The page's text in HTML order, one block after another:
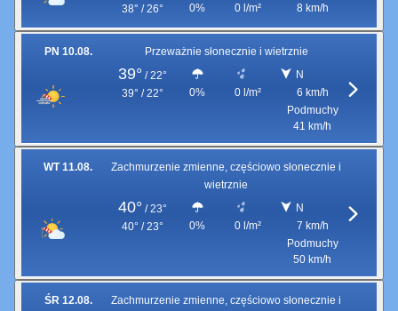
38° / 26°
0% 0 l/m²
8 km/h
PN 10.08. Przeważnie słonecznie i wietrznie
39° / 22°
39° / 22°
0% 0 l/m²
N
6 km/h
Podmuchy
41 km/h
WT 11.08.
Zachmurzenie zmienne, częściowo słonecznie i
wietrznie
40° / 23°
40° / 23°
0% 0 l/m²
N
7 km/h
Podmuchy
50 km/h
ŚR 12.08.
Zachmurzenie zmienne, częściowo słonecznie i